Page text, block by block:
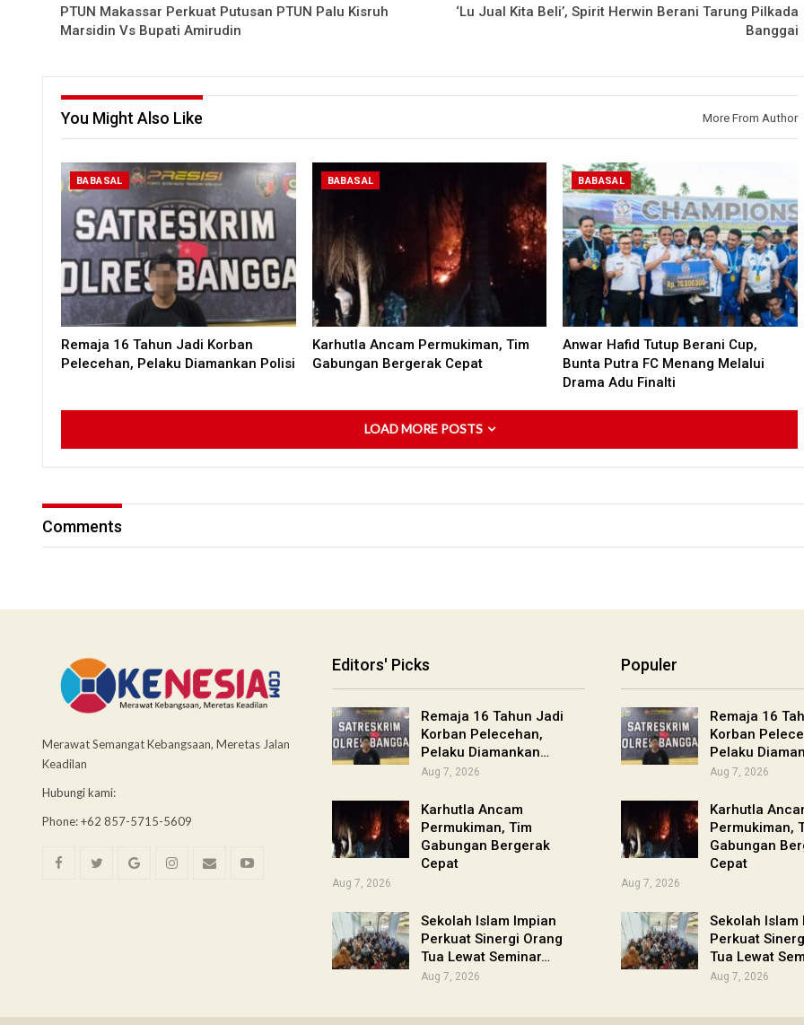
PTUN Makassar Perkuat Putusan PTUN Palu Kisruh
Marsidin Vs Bupati Amirudin
‘Lu Jual Kita Beli’, Spirit Herwin Berani Tarung Pilkada
Banggai
You Might Also Like More From Author
BABASAL
Remaja 16 Tahun Jadi Korban
Pelecehan, Pelaku Diamankan Polisi
BABASAL
Karhutla Ancam Permukiman, Tim
Gabungan Bergerak Cepat
BABASAL
Anwar Hafid Tutup Berani Cup,
Bunta Putra FC Menang Melalui
Drama Adu Finalti
LOAD MORE POSTS
Comments
Merawat Semangat Kebangsaan, Meretas Jalan
Keadilan
Hubungi kami:
Phone: +62 857-5715-5609
Editors' Picks
Remaja 16 Tahun Jadi
Korban Pelecehan,
Pelaku Diamankan…
Aug 7, 2026
Karhutla Ancam
Permukiman, Tim
Gabungan Bergerak
Cepat
Aug 7, 2026
Sekolah Islam Impian
Perkuat Sinergi Orang
Tua Lewat Seminar…
Aug 7, 2026
Populer
Remaja 16
Korban
Pelaku
Aug 7, 2026
Karhutla
Permukiman,
Gabungan
Cepat
Aug 7, 2026
Sekolah Islam
Perkuat
Tua Lewat
Aug 7, 2026